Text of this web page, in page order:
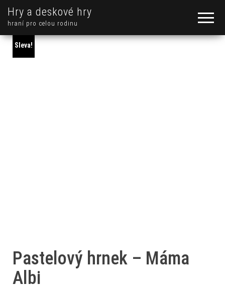
Hry a deskové hry
hraní pro celou rodinu
Sleva!
Pastelový hrnek – Máma
Albi